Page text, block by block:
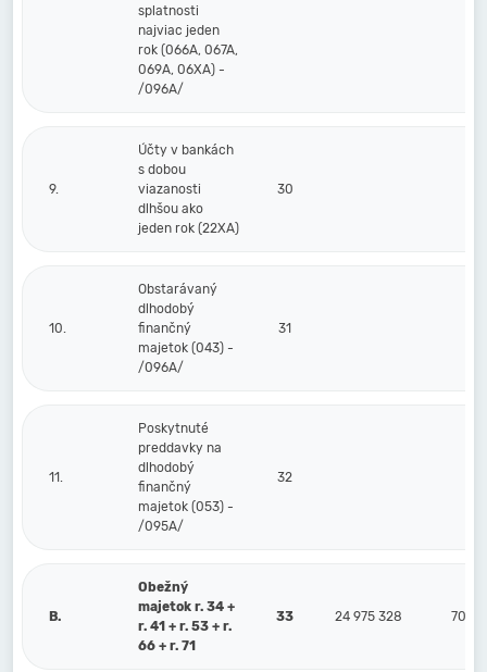
splatnosti
najviac jeden
rok (066A, 067A,
069A, 06XA) -
/096A/
9.
Účty v bankách
s dobou
viazanosti
dlhšou ako
jeden rok (22XA)
30
10.
Obstarávaný
dlhodobý
finančný
majetok (043) -
/096A/
31
11.
Poskytnuté
preddavky na
dlhodobý
finančný
majetok (053) -
/095A/
32
B.
Obežný
majetok r. 34 +
r. 41 + r. 53 + r.
66 + r. 71
33 24 975 328 70